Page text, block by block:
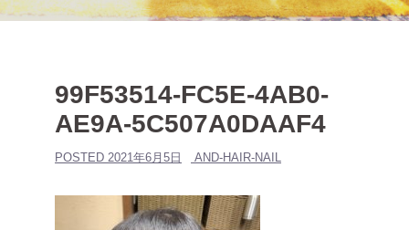
99F53514-FC5E-4AB0-
AE9A-5C507A0DAAF4
POSTED 2021年6月5日 AND-HAIR-NAIL